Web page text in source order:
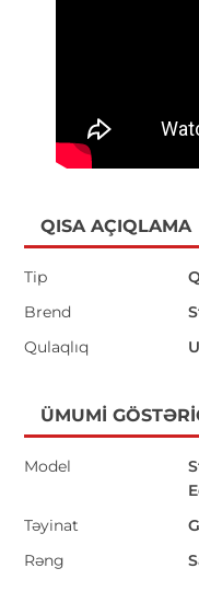
QISA AÇIQLAMA
Tip
Brend
Qulaqlıq
ÜMUMI
Model
Təyinat
Rəng